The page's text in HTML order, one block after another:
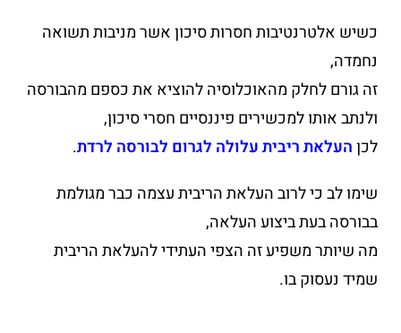
כשיש אלטרנטיבות חסרות סיכון אשר מניבות תשואה
נחמדה,
זה גורם לחלק מהאוכלוסיה להוציא את כספם מהבורסה
ולנתב אותו למכשירים פיננסיים חסרי סיכון,
לכןהעלאת ריבית עלולה לגרום לבורסה לרדת.
שימו לב כי לרוב העלאת הריבית עצמה כבר מגולמת
בבורסה בעת ביצוע העלאה,
מה שיותר משפיע זה הצפי העתידי להעלאת הריבית
שמיד נעסוק בו.